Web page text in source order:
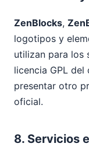
ZenBlocks,
logotipos y
utilizan para los
licencia GPL
presentar otro
oficial.
8. Servicios